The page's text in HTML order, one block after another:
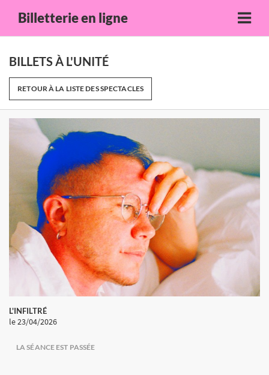
Billetterie en ligne
BILLETS À L'UNITÉ
RETOUR À LA LISTE DES SPECTACLES
L'INFILTRÉ
le 23/04/2026
LA SÉANCE EST PASSÉE